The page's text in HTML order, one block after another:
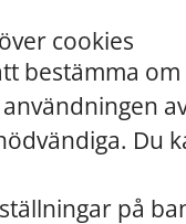
cookies
bestämma om
Du
på